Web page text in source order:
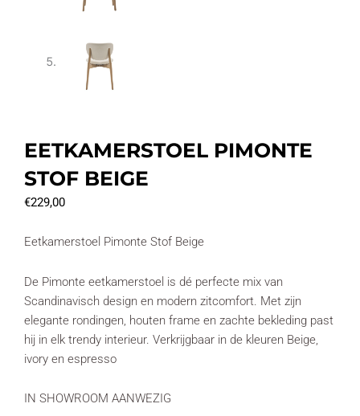
EETKAMERSTOEL PIMONTE
STOF BEIGE
€229,00
Eetkamerstoel Pimonte Stof Beige
De Pimonte eetkamerstoel is dé perfecte mix van
Scandinavisch design en modern zitcomfort. Met zijn
elegante rondingen, houten frame en zachte bekleding past
hij in elk trendy interieur. Verkrijgbaar in de kleuren Beige,
ivory en espresso
IN SHOWROOM AANWEZIG